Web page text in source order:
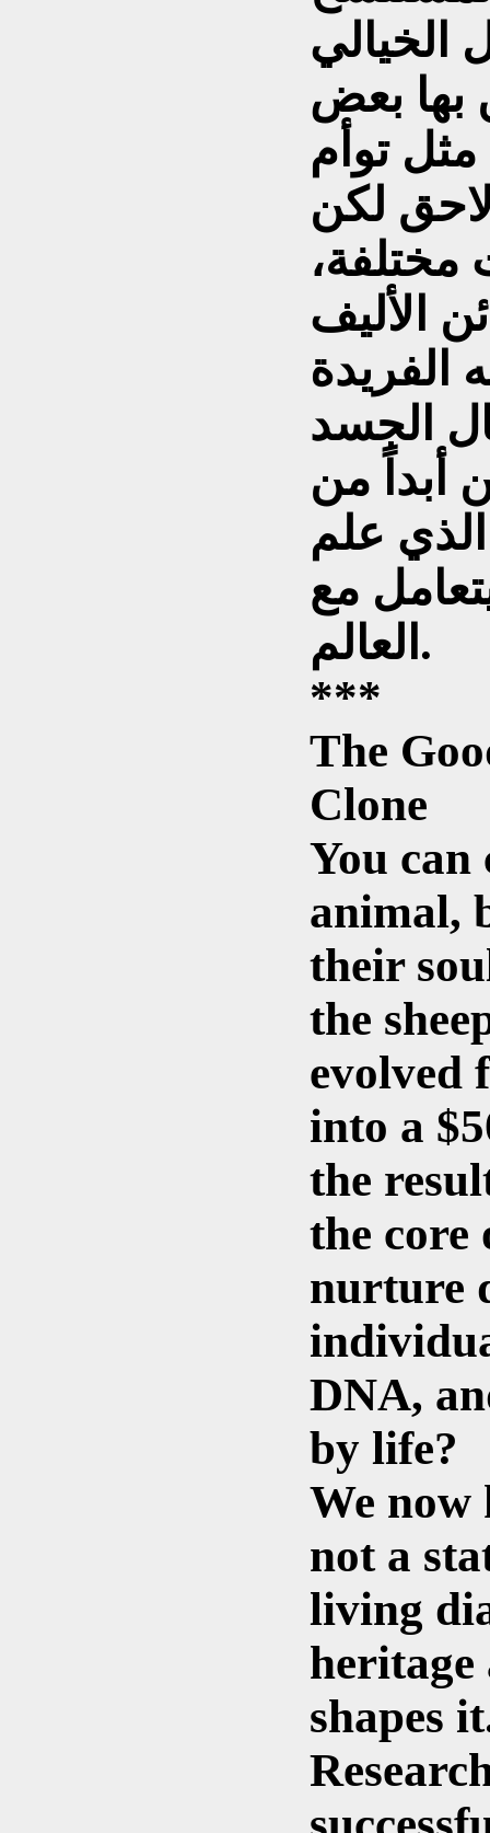
بها بعض
مثل توأم
لكن
مختلفة،
الأليف
الجسد
أبداً من
علم
مع
العالم.
***
The
Clone
You can
animal,
their
the
evolved
into a
the
the core
nurture
DNA,
by life?
We now
not a
living
shapes